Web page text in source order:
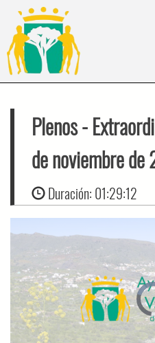
Plenos-
de noviembre de
Duración: 01:29:12
is